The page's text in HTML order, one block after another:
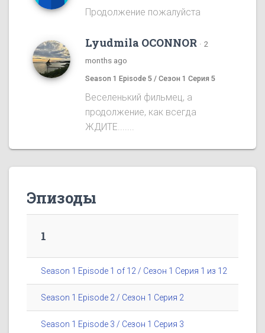
Продолжение пожалуйста
Lyudmila OCONNOR · 2
months ago
Season 1 Episode 5 / Сезон 1 Серия 5
Веселенький фильмец, а
продолжение, как всегда
ЖДИТЕ.......
Эпизоды
1
Season 1 Episode 1 of 12 / Сезон 1 Серия 1 из 12
Season 1 Episode 2 / Сезон 1 Серия 2
Season 1 Episode 3 / Сезон 1 Серия 3